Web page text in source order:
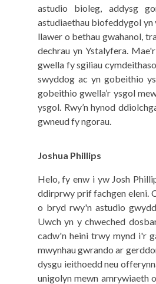
astudio bioleg, addysg
astudiaethau biofeddygol
llawer o bethau gwahanol,
dechrau yn Ystalyfera.
gwella fy sgiliau
swyddog ac yn gobeithio
gobeithio gwella’r ysgol
ysgol. Rwy’n hynod
gwneud fy ngorau.
Joshua Phillips
Helo, fy enw i yw Josh
ddirprwy prif fachgen eleni.
o bryd rwy'n astudio
Uwch yn y chweched
cadw'n heini trwy mynd i'r
mwynhau gwrando ar
dysgu ieithoedd neu
unigolyn mewn amrywiaeth